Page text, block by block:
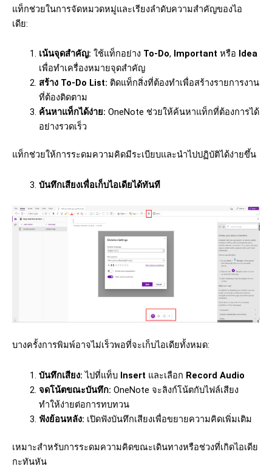
แท็กช่วยในการจัดหมวดหมู่และเรียงลำดับความสำคัญของไอ
เดีย:
เน้นจุดสำคัญ: ใช้แท็กอย่าง To-Do, Important หรือ Idea
เพื่อทำเครื่องหมายจุดสำคัญ
สร้าง To-Do List: ติดแท็กสิ่งที่ต้องทำเพื่อสร้างรายการงาน
ที่ต้องติดตาม
ค้นหาแท็กได้ง่าย: OneNote ช่วยให้ค้นหาแท็กที่ต้องการได้
อย่างรวดเร็ว
แท็กช่วยให้การระดมความคิดมีระเบียบและนำไปปฏิบัติได้ง่ายขึ้น
บันทึกเสียงเพื่อเก็บไอเดียได้ทันที
บางครั้งการพิมพ์อาจไม่เร็วพอที่จะเก็บไอเดียทั้งหมด:
บันทึกเสียง: ไปที่แท็บ Insert และเลือก Record Audio
จดโน้ตขณะบันทึก: OneNote จะลิงก์โน้ตกับไฟล์เสียง
ทำให้ง่ายต่อการทบทวน
ฟังย้อนหลัง: เปิดฟังบันทึกเสียงเพื่อขยายความคิดเพิ่มเติม
เหมาะสำหรับการระดมความคิดขณะเดินทางหรือช่วงที่เกิดไอเดีย
กะทันหัน